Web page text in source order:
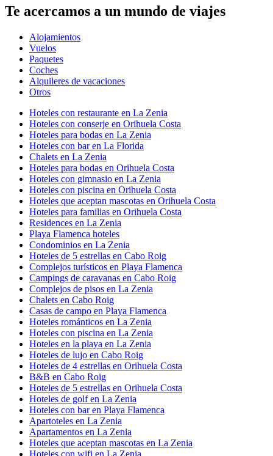
Te acercamos a un mundo de viajes
Alojamientos
Vuelos
Paquetes
Coches
Alquileres de vacaciones
Otros
Hoteles con restaurante en La Zenia
Hoteles con conserje en Orihuela Costa
Hoteles para bodas en La Zenia
Hoteles con bar en La Florida
Chalets en La Zenia
Hoteles para bodas en Orihuela Costa
Hoteles con gimnasio en La Zenia
Hoteles con piscina en Orihuela Costa
Hoteles que aceptan mascotas en Orihuela Costa
Hoteles para familias en Orihuela Costa
Residences en La Zenia
Playa Flamenca hoteles
Condominios en La Zenia
Hoteles de 5 estrellas en Cabo Roig
Complejos turísticos en Playa Flamenca
Campings de caravanas en Cabo Roig
Complejos de pisos en La Zenia
Chalets en Cabo Roig
Casas de campo en Playa Flamenca
Hoteles románticos en La Zenia
Hoteles con piscina en La Zenia
Hoteles en la playa en La Zenia
Hoteles de lujo en Cabo Roig
Hoteles de 4 estrellas en Orihuela Costa
B&B en Cabo Roig
Hoteles de 5 estrellas en Orihuela Costa
Hoteles de golf en La Zenia
Hoteles con bar en Playa Flamenca
Apartoteles en La Zenia
Apartamentos en La Zenia
Hoteles que aceptan mascotas en La Zenia
Hoteles con wifi en La Zenia